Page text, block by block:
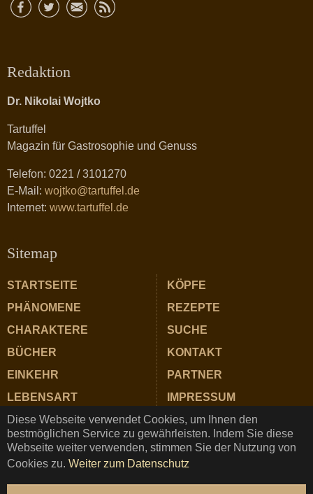
Diese Webseite verwendet Cookies, um Ihnen den
bestmöglichen Service zu gewährleisten. Indem Sie diese
Webseite weiter verwenden, stimmen Sie der Nutzung von
Cookies zu. Weiter zum Datenschutz
Redaktion
Dr. Nikolai Wojtko
Tartuffel
Magazin für Gastrosophie und Genuss
Telefon: 0221 / 3101270
E-Mail: wojtko@tartuffel.de
Internet: www.tartuffel.de
Sitemap
STARTSEITE
PHÄNOMENE
CHARAKTERE
BÜCHER
EINKEHR
LEBENSART
ZUTATEN
KÖPFE
REZEPTE
SUCHE
KONTAKT
PARTNER
IMPRESSUM
DATENSCHUTZ
TARTUFFEL © Copyright 2025 ★ Magazin für Gastrosophie